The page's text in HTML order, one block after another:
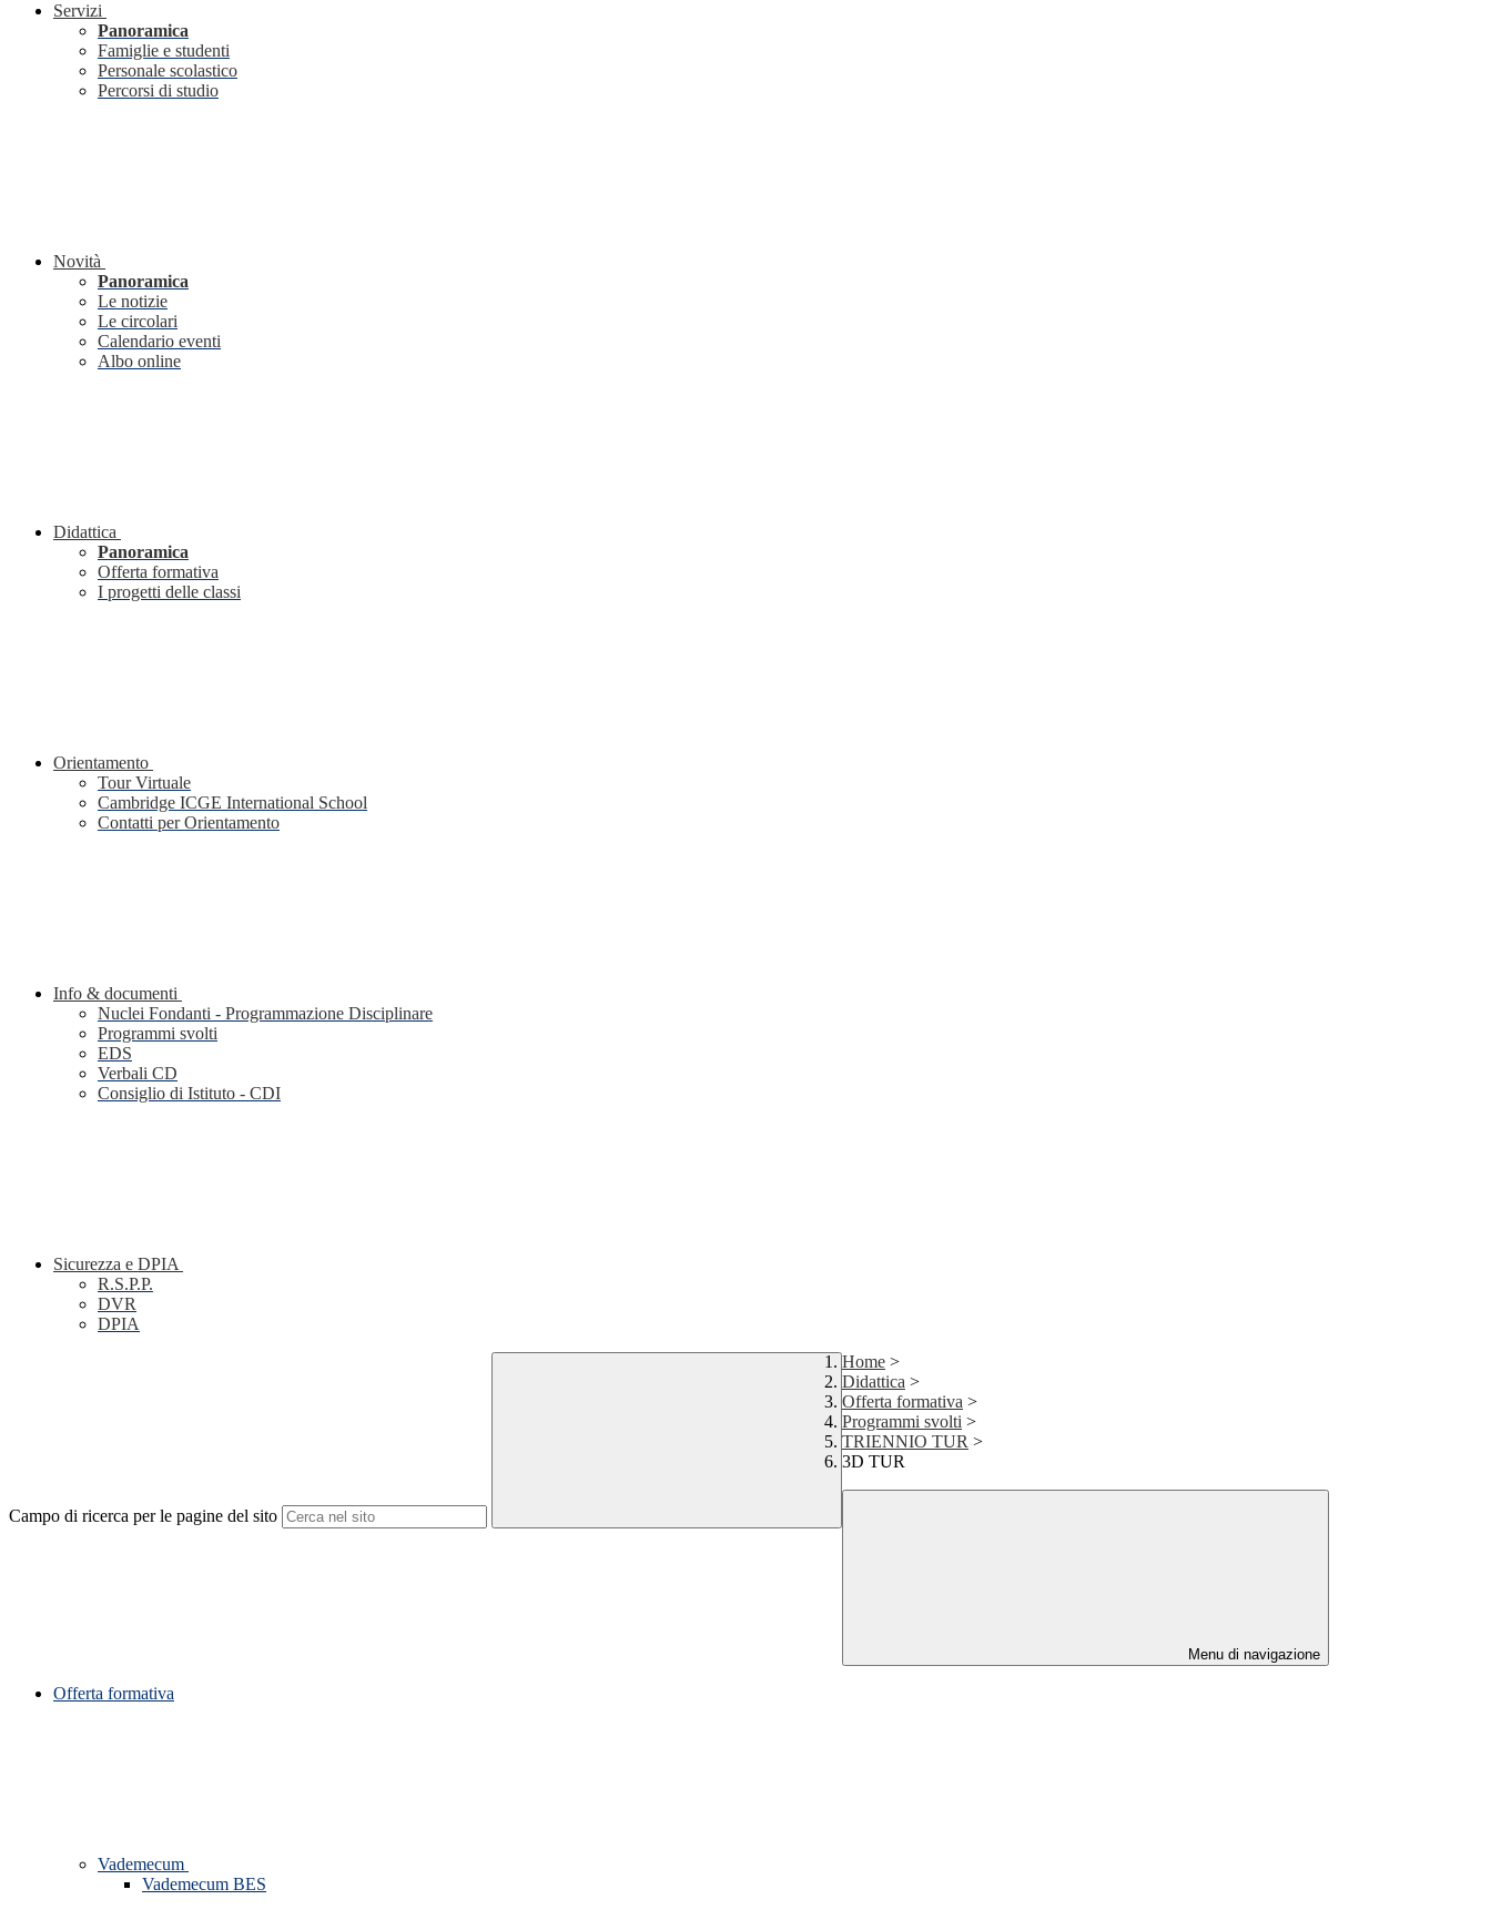
Servizi
Panoramica
Famiglie e studenti
Personale scolastico
Percorsi di studio
Novità
Panoramica
Le notizie
Le circolari
Calendario eventi
Albo online
Didattica
Panoramica
Offerta formativa
I progetti delle classi
Orientamento
Tour Virtuale
Cambridge ICGE International School
Contatti per Orientamento
Info & documenti
Nuclei Fondanti - Programmazione Disciplinare
Programmi svolti
EDS
Verbali CD
Consiglio di Istituto - CDI
Sicurezza e DPIA
R.S.P.P.
DVR
DPIA
Campo di ricerca per le pagine del sito
Home >
Didattica >
Offerta formativa >
Programmi svolti >
TRIENNIO TUR >
3D TUR
Menu di navigazione
Offerta formativa
Vademecum
Vademecum BES